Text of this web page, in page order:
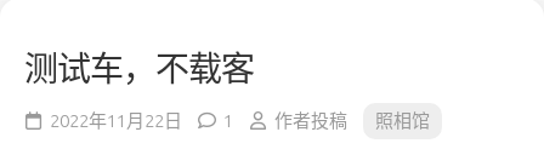
测试车，不载客
2022年11月22日 1 作者投稿 照相馆